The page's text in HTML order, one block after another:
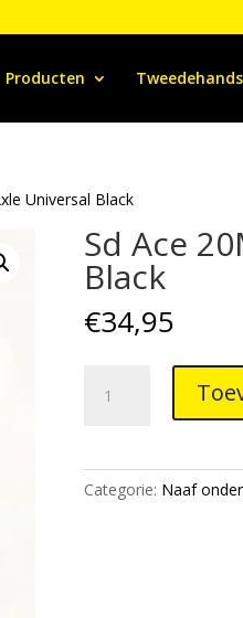
Producten Tweedehands
Universal Black
Sd Ace
Black
€34,95
Ace
Universal
Categorie: Naaf